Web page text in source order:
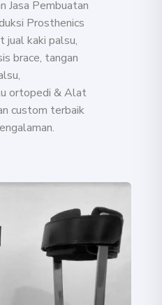
Jasa Pembuatan
Prosthenics
jual kaki palsu,
brace, tangan
ortopedi &Alat
custom terbaik